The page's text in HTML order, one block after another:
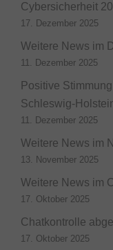
Cybersicherheit
17. Dezember 2025
Weitere News im
11. Dezember 2025
Positive
Schleswig-
11. Dezember 2025
Weitere News im
13. November 2025
Weitere News im
17. Oktober 2025
Chatkontrolle
17. Oktober 2025